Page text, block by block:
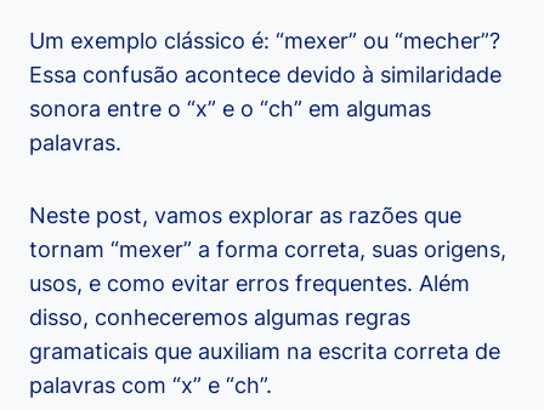
Um exemplo clássico é: “mexer” ou “mecher”?
Essa confusão acontece devido à similaridade
sonora entre o “x” e o “ch” em algumas
palavras.
Neste post, vamos explorar as razões que
tornam “mexer” a forma correta, suas origens,
usos, e como evitar erros frequentes. Além
disso, conheceremos algumas regras
gramaticais que auxiliam na escrita correta de
palavras com “x” e “ch”.